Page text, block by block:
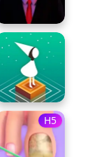
H5